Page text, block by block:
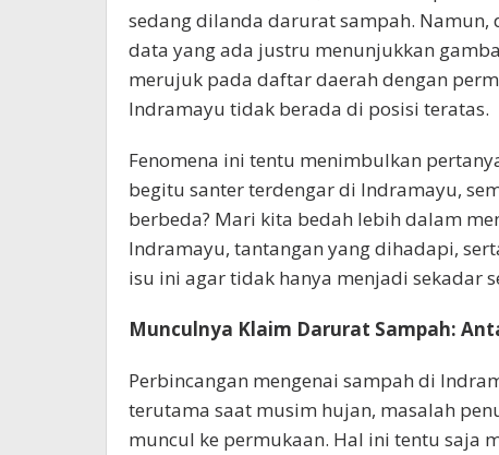
sedang dilanda darurat sampah.
data yang ada justru menunjukkan
merujuk pada daftar daerah dengan
Indramayu tidak berada di posisi teratas.
Fenomena ini tentu menimbulkan
begitu santer terdengar di Indramayu,
berbeda? Mari kita bedah lebih dalam
Indramayu, tantangan yang dihadapi,
isu ini agar tidak hanya menjadi sekadar
Munculnya Klaim Darurat Sampah:
Perbincangan mengenai sampah di
terutama saat musim hujan, masalah
muncul ke permukaan. Hal ini tentu saja